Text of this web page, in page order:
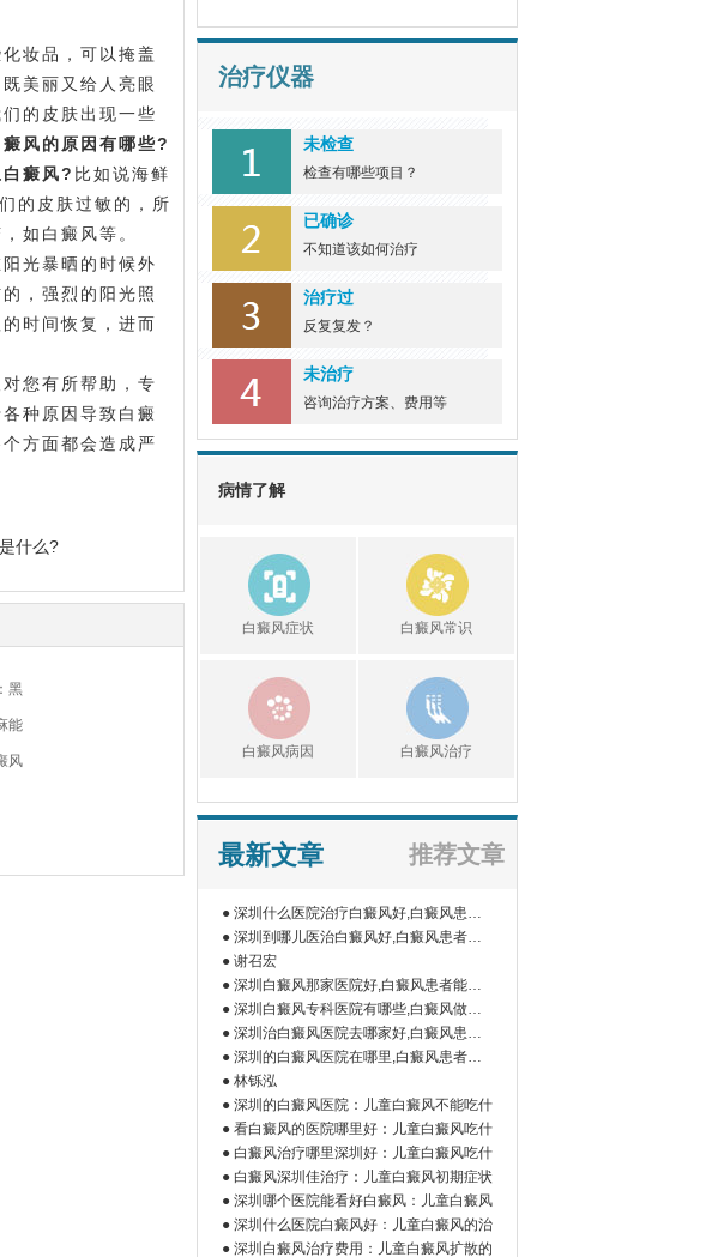
妆品，可以掩盖
美丽又给人亮眼
的皮肤出现一些
风的原因有哪些?
癜风? 比如说海鲜
的皮肤过敏的，所
如白癜风等。
光暴晒的时候外
，强烈的阳光照
时间恢复，进而
您有所帮助，专
种原因导致白癜
方面都会造成严
什么?
黑
能
风
治疗仪器
未检查
检查有哪些项目？
已确诊
不知道该如何治疗
治疗过
反复复发？
未治疗
咨询治疗方案、费用等
病情了解
白癜风症状 白癜风常识
白癜风病因 白癜风治疗
最新文章 推荐文章
● 深圳什么医院治疗白癜风好,白癜风患者
如
● 深圳到哪儿医治白癜风好,白癜风患者为
什● 谢召宏
● 深圳白癜风那家医院好,白癜风患者能吃
橘
● 深圳白癜风专科医院有哪些,白癜风做伍
德
● 深圳治白癜风医院去哪家好,白癜风患者
为
● 深圳的白癜风医院在哪里,白癜风患者做
微● 林铄泓
● 深圳的白癜风医院：儿童白癜风不能吃什
● 看白癜风的医院哪里好：儿童白癜风吃什
● 白癜风治疗哪里深圳好：儿童白癜风吃什
● 白癜风深圳佳治疗：儿童白癜风初期症状
● 深圳哪个医院能看好白癜风：儿童白癜风
● 深圳什么医院白癜风好：儿童白癜风的治
● 深圳白癜风治疗费用：儿童白癜风扩散的